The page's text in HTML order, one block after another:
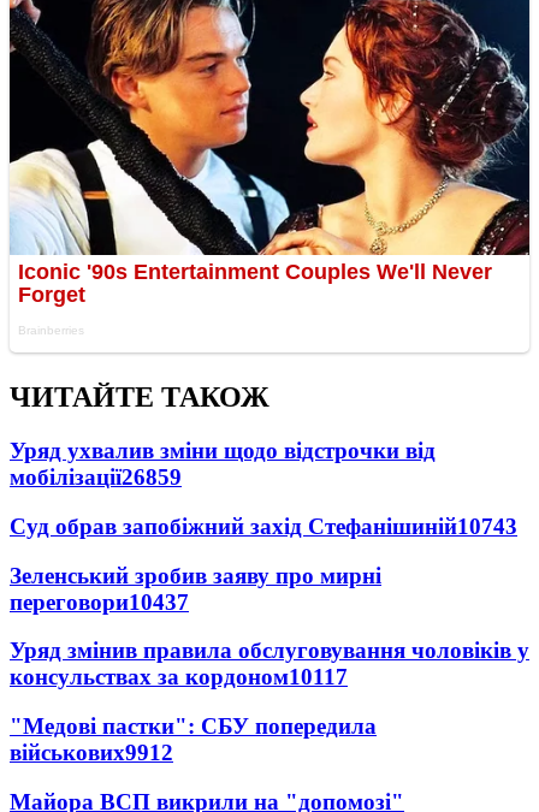
ЧИТАЙТЕ ТАКОЖ
Уряд ухвалив зміни щодо відстрочки від
мобілізації26859
Суд обрав запобіжний захід Стефанішиній10743
Зеленський зробив заяву про мирні
переговори10437
Уряд змінив правила обслуговування чоловіків у
консульствах за кордоном10117
"Медові пастки": СБУ попередила
військових9912
Майора ВСП викрили на "допомозі"